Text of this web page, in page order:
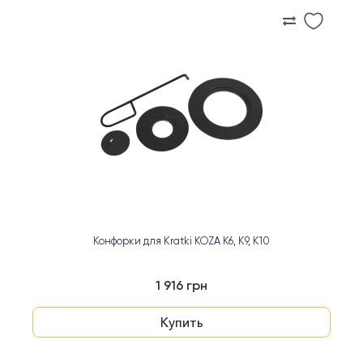
Конфорки для Kratki KOZA K6, K9, K10
1 916 грн
Купить